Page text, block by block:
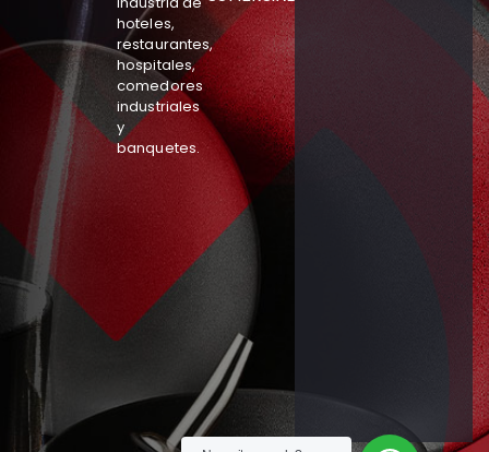
hoteles,
restaurantes,
hospitales,
comedores
industriales
y
banquetes.